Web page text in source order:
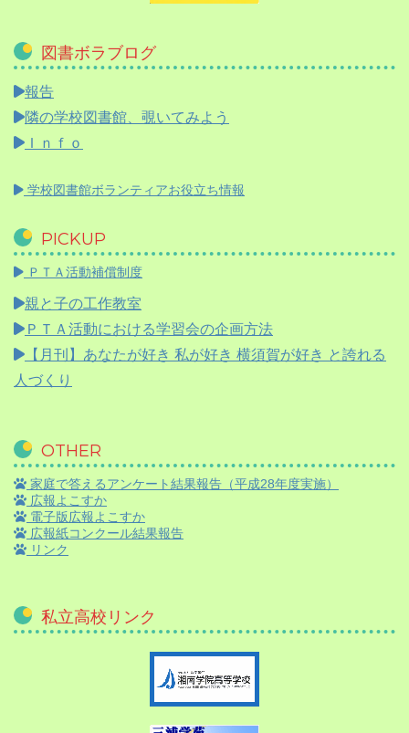
図書ボラブログ
報告
隣の学校図書館、覗いてみよう
Ｉｎｆｏ
学校図書館ボランティアお役立ち情報
PICKUP
ＰＴＡ活動補償制度
親と子の工作教室
ＰＴＡ活動における学習会の企画方法
【月刊】 あなたが好き 私が好き 横須賀が好き と誇れる
人づくり
OTHER
家庭で答えるアンケート結果報告（平成28年度実施）
広報よこすか
電子版広報よこすか
広報紙コンクール結果報告
リンク
私立高校リンク